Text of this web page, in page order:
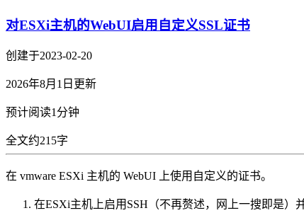
对ESXi主机的WebUI启用自定义SSL证书
创建于2023-02-20
2026年8月1日更新
预计阅读1分钟
全文约215字
在 vmware ESXi 主机的 WebUI 上使用自定义的证书。
在ESXi主机上启用SSH（不再赘述，网上一搜即是）